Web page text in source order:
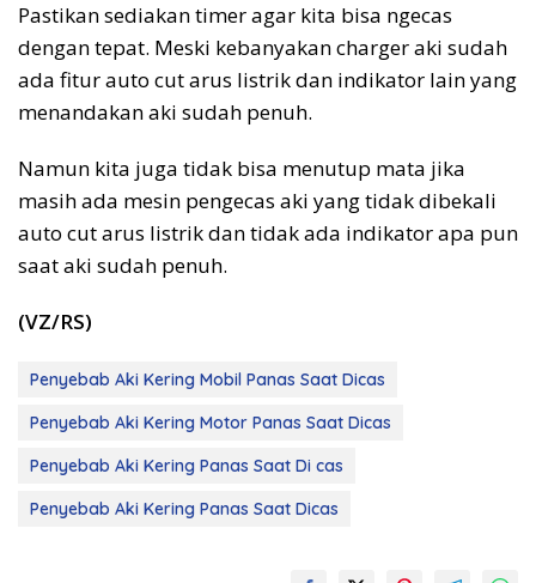
Pastikan sediakan timer agar kita bisa ngecas
dengan tepat. Meski kebanyakan charger aki sudah
ada fitur auto cut arus listrik dan indikator lain yang
menandakan aki sudah penuh.
Namun kita juga tidak bisa menutup mata jika
masih ada mesin pengecas aki yang tidak dibekali
auto cut arus listrik dan tidak ada indikator apa pun
saat aki sudah penuh.
(VZ/RS)
Penyebab Aki Kering Mobil Panas Saat Dicas
Penyebab Aki Kering Motor Panas Saat Dicas
Penyebab Aki Kering Panas Saat Di cas
Penyebab Aki Kering Panas Saat Dicas